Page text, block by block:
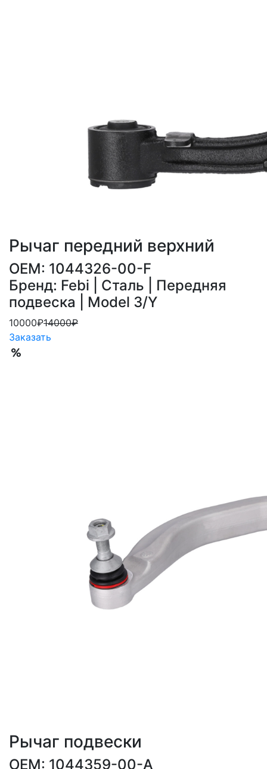
Рычаг передний верхний
OEM: 1044326-00-F
Бренд: Febi | Сталь | Передняя
подвеска | Model 3/Y
10000₽14000₽
Заказать
Рычаг подвески
OEM: 1044359-00-A